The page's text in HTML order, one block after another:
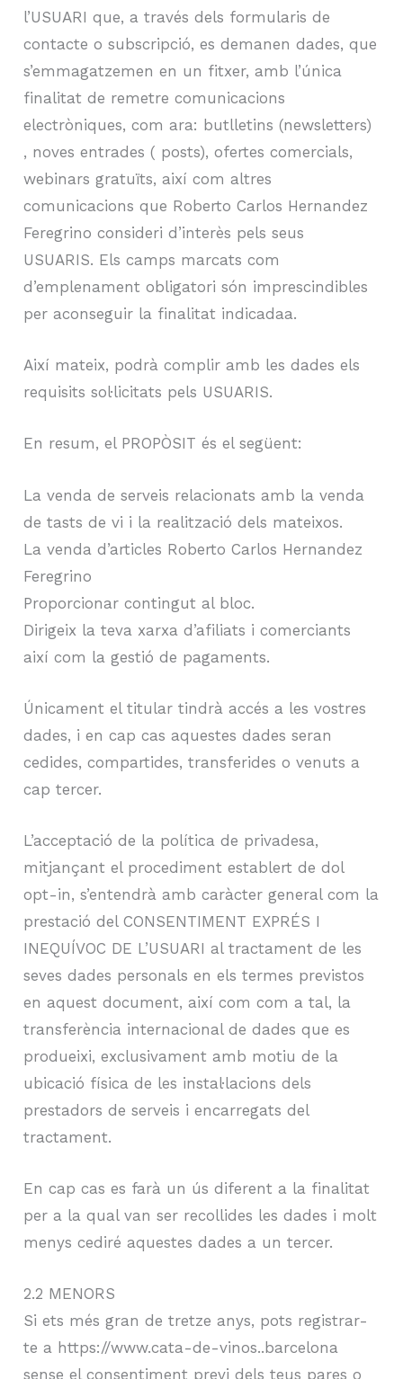
l’USUARI que, a través dels formularis de
contacte o subscripció, es demanen dades, que
s’emmagatzemen en un fitxer, amb l’única
finalitat de remetre comunicacions
electròniques, com ara: butlletins (newsletters)
, noves entrades ( posts), ofertes comercials,
webinars gratuïts, així com altres
comunicacions que Roberto Carlos Hernandez
Feregrino consideri d’interès pels seus
USUARIS. Els camps marcats com
d’emplenament obligatori són imprescindibles
per aconseguir la finalitat indicadaa.
Així mateix, podrà complir amb les dades els
requisits sol·licitats pels USUARIS.
En resum, el PROPÒSIT és el següent:
La venda de serveis relacionats amb la venda
de tasts de vi i la realització dels mateixos.
La venda d’articles Roberto Carlos Hernandez
Feregrino
Proporcionar contingut al bloc.
Dirigeix la teva xarxa d’afiliats i comerciants
així com la gestió de pagaments.
Únicament el titular tindrà accés a les vostres
dades, i en cap cas aquestes dades seran
cedides, compartides, transferides o venuts a
cap tercer.
L’acceptació de la política de privadesa,
mitjançant el procediment establert de dol
opt-in, s’entendrà amb caràcter general com la
prestació del CONSENTIMENT EXPRÉS I
INEQUÍVOC DE L’USUARI al tractament de les
seves dades personals en els termes previstos
en aquest document, així com com a tal, la
transferència internacional de dades que es
produeixi, exclusivament amb motiu de la
ubicació física de les instal·lacions dels
prestadors de serveis i encarregats del
tractament.
En cap cas es farà un ús diferent a la finalitat
per a la qual van ser recollides les dades i molt
menys cediré aquestes dades a un tercer.
2.2 MENORS
Si ets més gran de tretze anys, pots registrar-
te a https://www.cata-de-vinos..barcelona
sense el consentiment previ dels teus pares o